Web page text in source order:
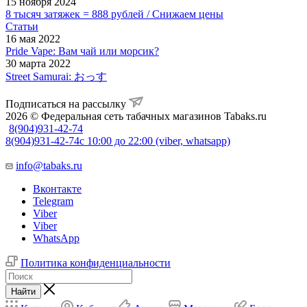
8 тысяч затяжек = 888 рублей / Снижаем цены
Статьи
16 мая 2022
Pride Vape: Вам чай или морсик?
30 марта 2022
Street Samurai: おっす
Подписаться на рассылку
2026 © Федеральная сеть табачных магазинов Tabaks.ru
8(904)931-42-74
8(904)931-42-74с 10:00 до 22:00 (viber, whatsapp)
info@tabaks.ru
Вконтакте
Telegram
Viber
Viber
WhatsApp
Политика конфиденциальности
Найти